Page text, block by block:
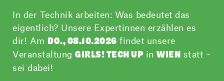
In der Technik arbeiten: Was bedeutet das
eigentlich? Unsere Expertinnen erzählen es
dir! Am
DO., 08.10.2026 findet unsere
VeranstaltungGIRLS! TECH UP inWIEN
statt –
sei dabei!